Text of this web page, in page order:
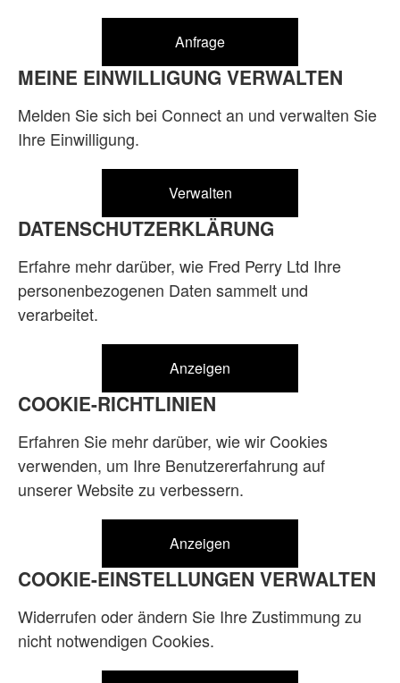
Anfrage
MEINE EINWILLIGUNG VERWALTEN
Melden Sie sich bei Connect an und verwalten Sie
Ihre Einwilligung.
Verwalten
DATENSCHUTZERKLÄRUNG
Erfahre mehr darüber, wie Fred Perry Ltd Ihre
personenbezogenen Daten sammelt und
verarbeitet.
Anzeigen
COOKIE-RICHTLINIEN
Erfahren Sie mehr darüber, wie wir Cookies
verwenden, um Ihre Benutzererfahrung auf
unserer Website zu verbessern.
Anzeigen
COOKIE-EINSTELLUNGEN VERWALTEN
Widerrufen oder ändern Sie Ihre Zustimmung zu
nicht notwendigen Cookies.